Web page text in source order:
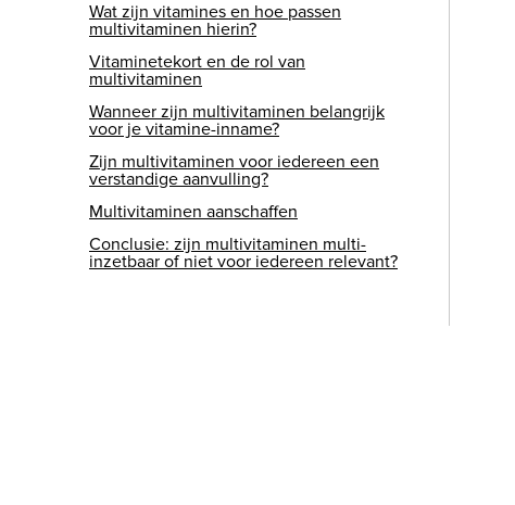
Wat zijn vitamines en hoe passen
multivitaminen hierin?
Vitaminetekort en de rol van
multivitaminen
Wanneer zijn multivitaminen belangrijk
voor je vitamine-inname?
Zijn multivitaminen voor iedereen een
verstandige aanvulling?
Multivitaminen aanschaffen
Conclusie: zijn multivitaminen multi-
inzetbaar of niet voor iedereen relevant?